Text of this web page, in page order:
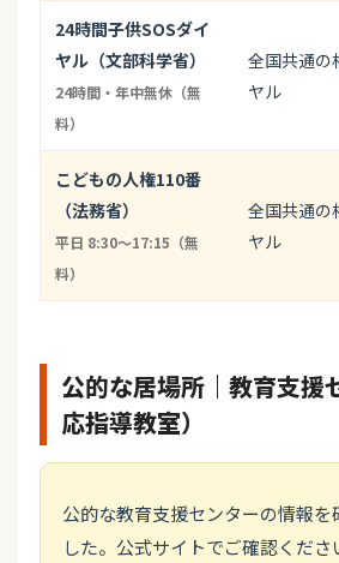
24時間子供SOSダイ
ヤル（文部科学省）
24時間・年中無休（無
料）
全国共通の
ヤル
こどもの人権110番
（法務省）
平日 8:30〜17:15（無
料）
全国共通の
ヤル
公的な居場所｜教育支援
応指導教室）
公的な教育支援センターの情報を
した。公式サイトでご確認くだ